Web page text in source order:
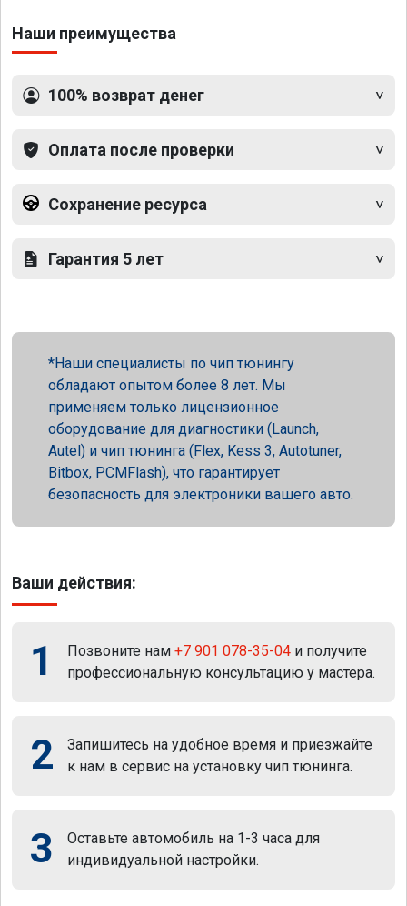
Наши преимущества
100% возврат денег
Оплата после проверки
Сохранение ресурса
Гарантия 5 лет
Наши специалисты по чип тюнингу
обладают опытом более 8 лет. Мы
применяем только лицензионное
оборудование для диагностики (Launch,
Autel) и чип тюнинга (Flex, Kess 3, Autotuner,
Bitbox, PCMFlash), что гарантирует
безопасность для электроники вашего авто.
Ваши действия:
1 Позвоните нам +7 901 078-35-04 и получите
профессиональную консультацию у мастера.
2
Запишитесь на удобное время и приезжайте
к нам в сервис на установку чип тюнинга.
3
Оставьте автомобиль на 1-3 часа для
индивидуальной настройки.